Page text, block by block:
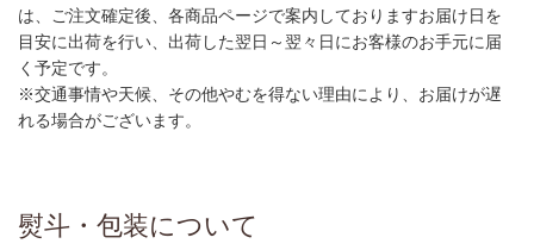
は、ご注文確定後、各商品ページで案内しておりますお届け日を
目安に出荷を行い、出荷した翌日～翌々日にお客様のお手元に届
く予定です。
※交通事情や天候、その他やむを得ない理由により、お届けが遅
れる場合がございます。
熨斗・包装について